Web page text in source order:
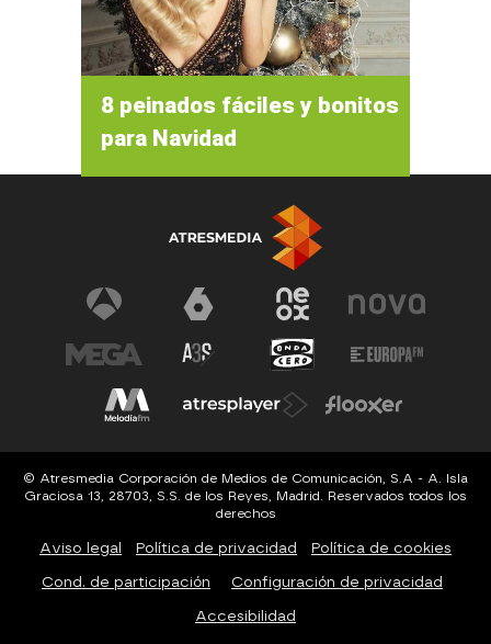
8 peinados fáciles y bonitos
para Navidad
© Atresmedia Corporación de Medios de Comunicación, S.A - A. Isla
Graciosa 13, 28703, S.S. de los Reyes, Madrid. Reservados todos los
derechos
Aviso legal Política de privacidad Política de cookies
Cond. de participación Configuración de privacidad
Accesibilidad